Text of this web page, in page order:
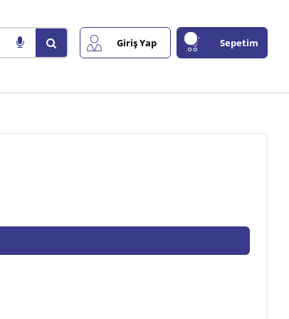
Giriş Yap Sepetim